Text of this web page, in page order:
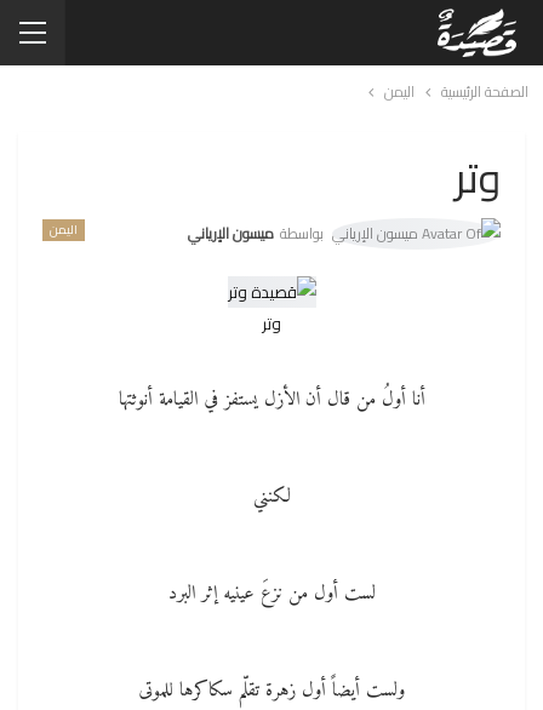
الصفحة الرئيسية اليمن
وتر
اليمن بواسطة ميسون الإرياني
وتر
أنا أولُ من قال أن الأزل يستفز في القيامة أنوثتها
لكنني
لست أول من نزعَ عينيه إثر البرد
ولست أيضاً أول زهرة تقلّم سكاكرها للموتى